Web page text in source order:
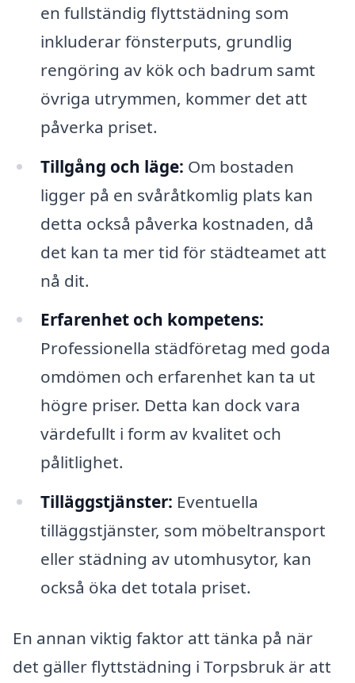
en fullständig flyttstädning som
inkluderar fönsterputs, grundlig
rengöring av kök och badrum samt
övriga utrymmen, kommer det att
påverka priset.
Tillgång och läge: Om bostaden
ligger på en svåråtkomlig plats kan
detta också påverka kostnaden, då
det kan ta mer tid för städteamet att
nå dit.
Erfarenhet och kompetens:
Professionella städföretag med goda
omdömen och erfarenhet kan ta ut
högre priser. Detta kan dock vara
värdefullt i form av kvalitet och
pålitlighet.
Tilläggstjänster: Eventuella
tilläggstjänster, som möbeltransport
eller städning av utomhusytor, kan
också öka det totala priset.
En annan viktig faktor att tänka på när
det gäller flyttstädning i Torpsbruk är att